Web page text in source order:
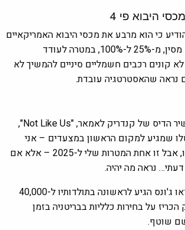
היבוא פי 4
כי הוא מרבע את מכסי היבוא האמריקאיים
על רכבים חשמליים מסין, מ-25% ל-100%, במטרה לעודד
קונים רכבים חשמליים סיניים להמשיך לא
נראה שהאסטרטגיה עובדת.
בחדשות המוזיקה, שיר הדיס של קנדריק לאמאר, "Not Like Us",
שמגיע למקום הראשון במצעדים – אני
עדיין לא הקשבתי לו, אבל זו אחת המטרות שלי ל-2025 – אלא אם
נראה מה יהיה.
באותו חודש, מדד דאו ג'ונס הגיע לראשונה בתולדותיו ל-40,000
על בחירות כלליות בבריטניה בזמן
שוטף.